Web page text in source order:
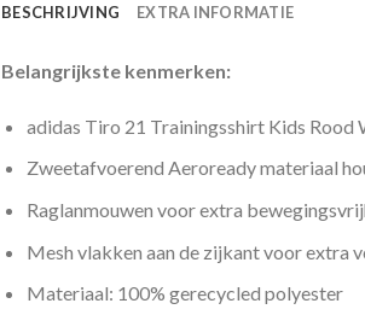
BESCHRIJVING EXTRA INFORMATIE
Belangrijkste kenmerken:
adidas Tiro 21 Trainingsshirt Kids Rood
Zweetafvoerend Aeroready materiaal
Raglanmouwen voor extra
Mesh vlakken aan de zijkant voor extra
Materiaal: 100% gerecycled polyester